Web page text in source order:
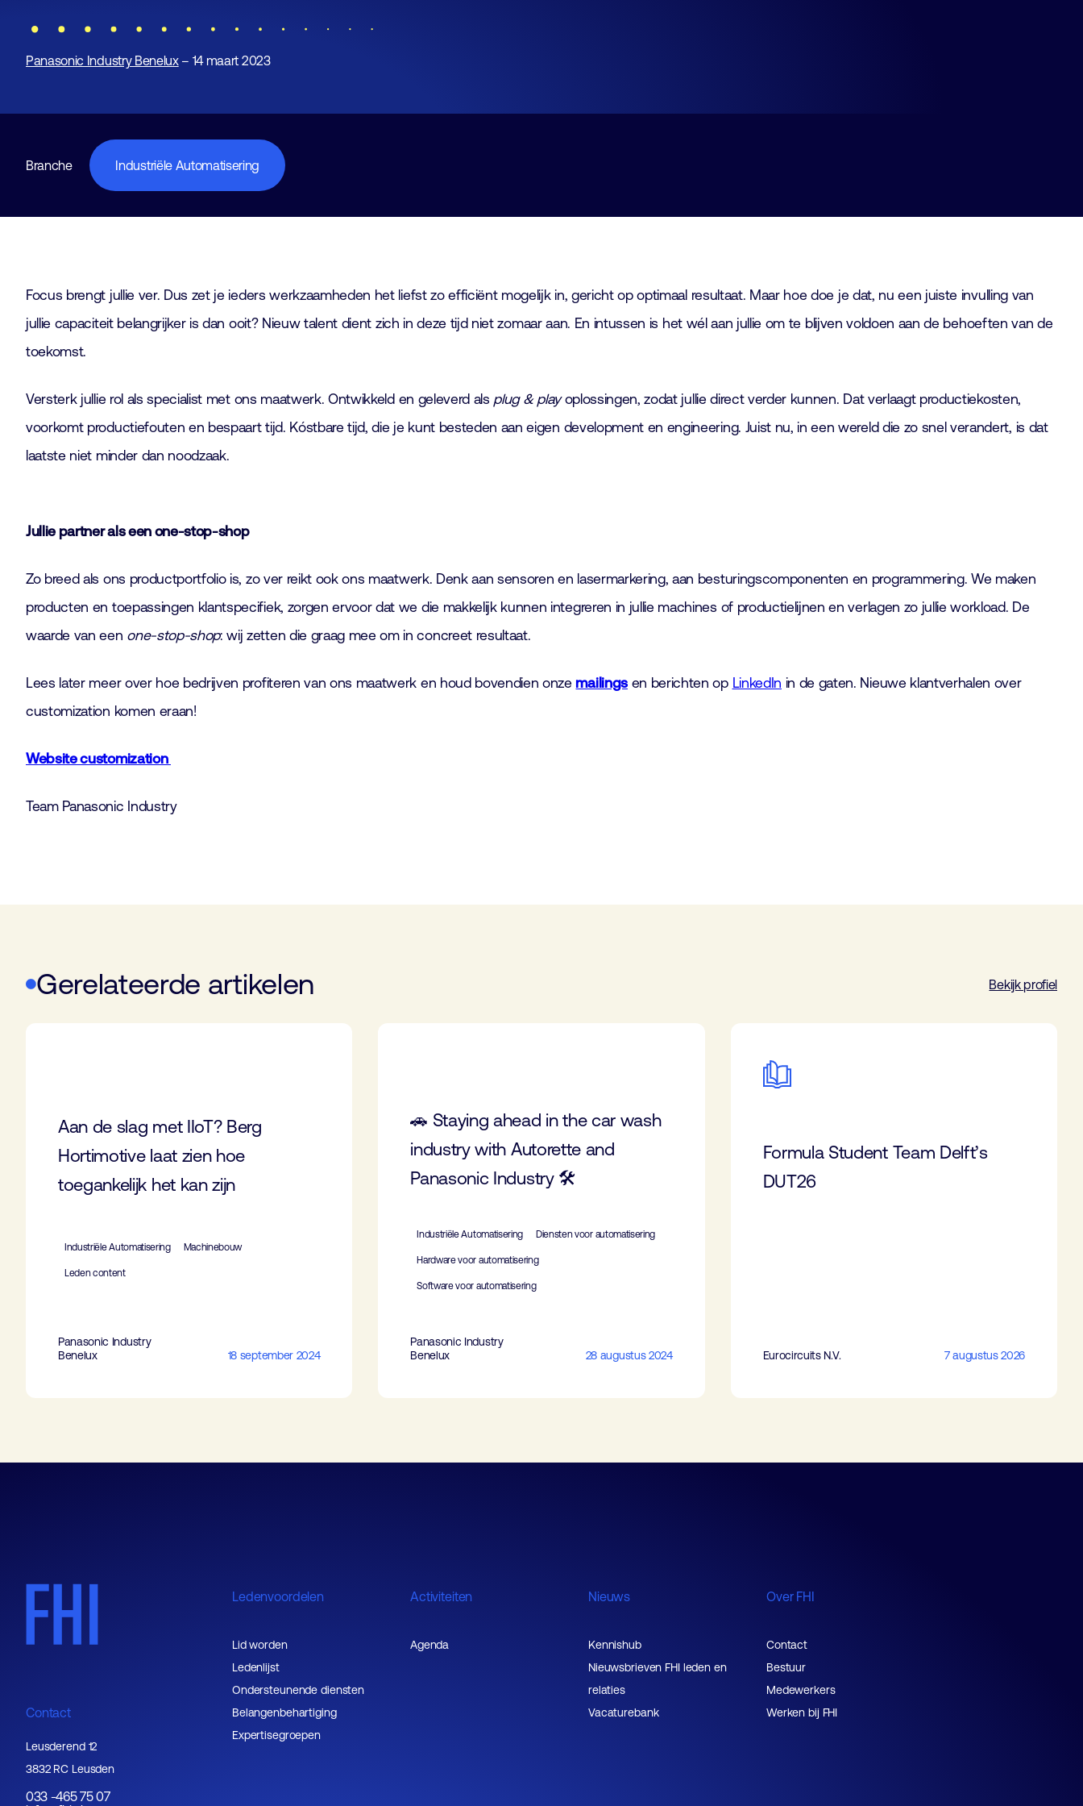
Panasonic Industry Benelux– 14 maart 2023
Branche Industriële Automatisering
Focus brengt jullie ver. Dus zet je ieders werkzaamheden het liefst zo efficiënt mogelijk in, gericht op optimaal resultaat. Maar hoe doe je dat, nu een juiste invulling van
jullie capaciteit belangrijker is dan ooit? Nieuw talent dient zich in deze tijd niet zomaar aan. En intussen is het wél aan jullie om te blijven voldoen aan de behoeften van de
toekomst.
Versterk jullie rol als specialist met ons maatwerk. Ontwikkeld en geleverd als plug & playoplossingen, zodat jullie direct verder kunnen. Dat verlaagt productiekosten,
voorkomt productiefouten en bespaart tijd. Kóstbare tijd, die je kunt besteden aan eigen development en engineering. Juist nu, in een wereld die zo snel verandert, is dat
laatste niet minder dan noodzaak.
Jullie partner als een one-stop-shop
Zo breed als ons productportfolio is, zo ver reikt ook ons maatwerk. Denk aan sensoren en lasermarkering, aan besturingscomponenten en programmering. We maken
producten en toepassingen klantspecifiek, zorgen ervoor dat we die makkelijk kunnen integreren in jullie machines of productielijnen en verlagen zo jullie workload. De
waarde van een one-stop-shop: wij zetten die graag mee om in concreet resultaat.
Lees later meer over hoe bedrijven profiteren van ons maatwerk en houd bovendien onze mailingsen berichten op LinkedIn in de gaten. Nieuwe klantverhalen over
customization komen eraan!
Website customization
Team Panasonic Industry
Gerelateerde artikelen Bekijk profiel
Aan de slag met IIoT? Berg
Hortimotive laat zien hoe
toegankelijk het kan zijn
Industriële Automatisering Machinebouw
Leden content
Panasonic Industry
Benelux
18 september 2024
🚗 Staying ahead in the car wash
industry with Autorette and
Panasonic Industry 🛠️
Industriële Automatisering Diensten voor automatisering
Hardware voor automatisering
Software voor automatisering
Panasonic Industry
Benelux
28 augustus 2024
Formula Student Team Delft’s
DUT26
Eurocircuits N.V. 7 augustus 2026
Contact
Leusderend 12
3832 RC Leusden
033 -465 75 07
Ledenvoordelen
Lid worden
Ledenlijst
Ondersteunende diensten
Belangenbehartiging
Expertisegroepen
Activiteiten
Agenda
Nieuws
Kennishub
Nieuwsbrieven FHI leden en
relaties
Vacaturebank
Over FHI
Contact
Bestuur
Medewerkers
Werken bij FHI